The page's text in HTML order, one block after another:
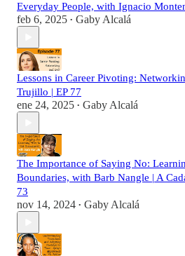
Everyday People, with Ignacio
feb 6, 2025 • Gaby Alcalá
Lessons in Career Pivoting:
Trujillo | EP 77
ene 24, 2025 • Gaby Alcalá
The Importance of Saying No:
Boundaries, with Barb Nangle | A
73
nov 14, 2024 • Gaby Alcalá